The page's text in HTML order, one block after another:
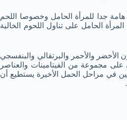
هامة جدا للمرأة الحامل وخصوصا اللحم
الحامل على تناول اللحوم الخالية
الأخضر والأحمر والبرتقالي والبنفسجي
مجموعة من الفيتامينات والعناصر
في مراحل الحمل الأخيرة يستطيع أن